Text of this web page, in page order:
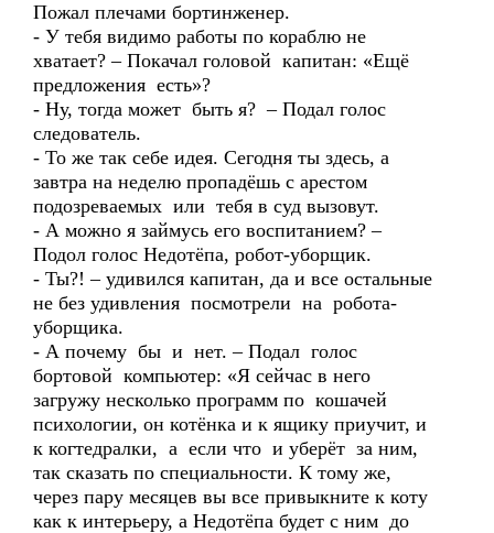
Пожал плечами бортинженер.
- У тебя видимо работы по кораблю не
хватает? – Покачал головой капитан: «Ещё
предложения есть»?
- Ну, тогда может быть я? – Подал голос
следователь.
- То же так себе идея. Сегодня ты здесь, а
завтра на неделю пропадёшь с арестом
подозреваемых или тебя в суд вызовут.
- А можно я займусь его воспитанием? –
Подол голос Недотёпа, робот-уборщик.
- Ты?! – удивился капитан, да и все остальные
не без удивления посмотрели на робота-
уборщика.
- А почему бы и нет. – Подал голос
бортовой компьютер: «Я сейчас в него
загружу несколько программ по кошачей
психологии, он котёнка и к ящику приучит, и
к когтедралки, а если что и уберёт за ним,
так сказать по специальности. К тому же,
через пару месяцев вы все привыкните к коту
как к интерьеру, а Недотёпа будет с ним до